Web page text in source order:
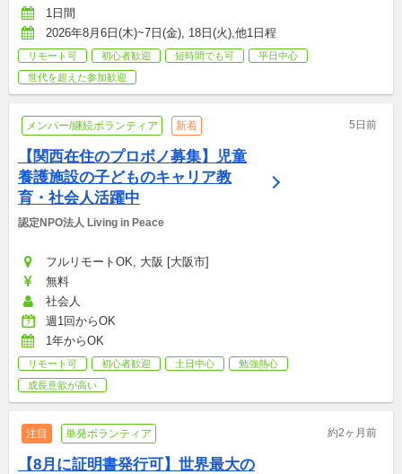
1日間
2026年8月6日(木)~7日(金), 18日(火),他1日程
リモート可 初心者歓迎 短時間でも可
平日中心
世代を超えた参加歓迎
メンバー/継続ボランティア 新着 5日前
【関西在住のプロボノ募集】児童
養護施設の子どものキャリア教
育・社会人活躍中
認定NPO法人 Living in Peace
フルリモートOK, 大阪 [大阪市]
無料
社会人
週1回からOK
1年からOK
リモート可 初心者歓迎 土日中心
勉強熱心
成長意欲が高い
注目 単発ボランティア 約2ヶ月前
【8月に証明書発行可】世界最大の